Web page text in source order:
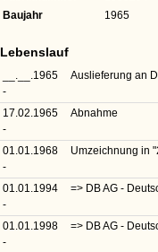
Baujahr
1965
Lebenslauf
__.__.1965
-
Auslieferung an
17.02.1965
-
Abnahme
01.01.1968
-
Umzeichnung in
01.01.1994
-
=> DB AG -
01.01.1998
-
=> DB AG -